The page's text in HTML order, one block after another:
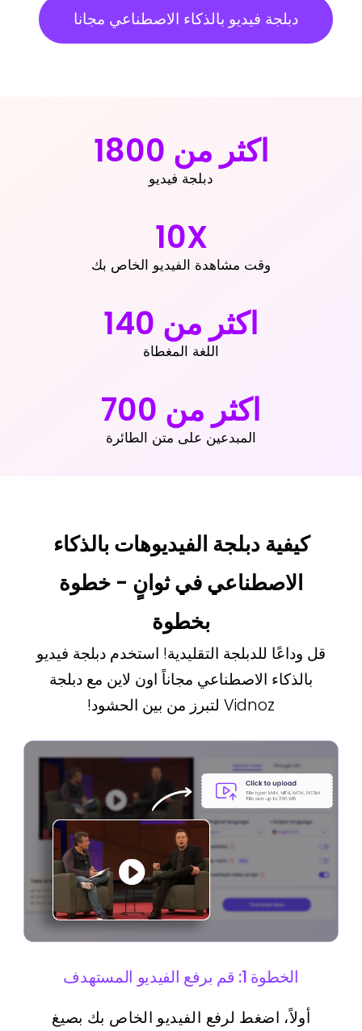
دبلجة فيديو بالذكاء الاصطناعي مجانا
اكثر من 1800
دبلجة فيديو
10X
وقت مشاهدة الفيديو الخاص بك
اكثر من 140
اللغة المغطاة
اكثر من 700
المبدعين على متن الطائرة
كيفية دبلجة الفيديوهات بالذكاء
الاصطناعي في ثوانٍ - خطوة
بخطوة
قل وداعًا للدبلجة التقليدية! استخدم دبلجة فيديو
بالذكاء الاصطناعي مجاناً اون لاين مع دبلجة
Vidnoz لتبرز من بين الحشود!
الخطوة 1: قم برفع الفيديو المستهدف
أولاً، اضغط لرفع الفيديو الخاص بك بصيغ